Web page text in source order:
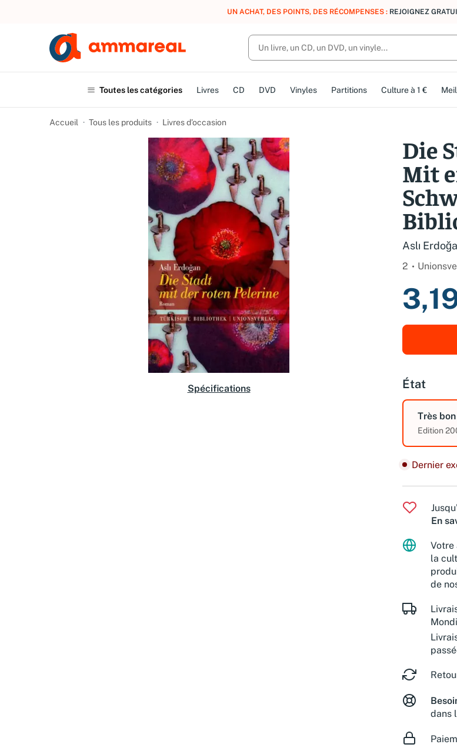
UN ACHAT, DES POINTS, DES RÉCOMPENSES : REJOIGNEZ
Toutes les catégories Livres CD DVD Vinyles Partitions Culture à 1 €
Accueil Tous les produits Livres d’occasion
Spécifications
Die
Mit
Aslı
2
État
Très bon
Edition
Dernier
En
Votre
la
de
dans